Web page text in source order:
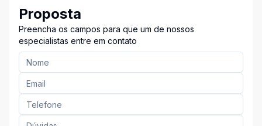
Proposta
Preencha os campos para que um de nossos
especialistas entre em contato